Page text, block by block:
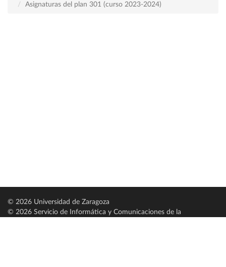
Asignaturas del plan 301 (curso 2023-2024)
© 2026 Universidad de Zaragoza
© 2026 Servicio de Informática y Comunicaciones de la